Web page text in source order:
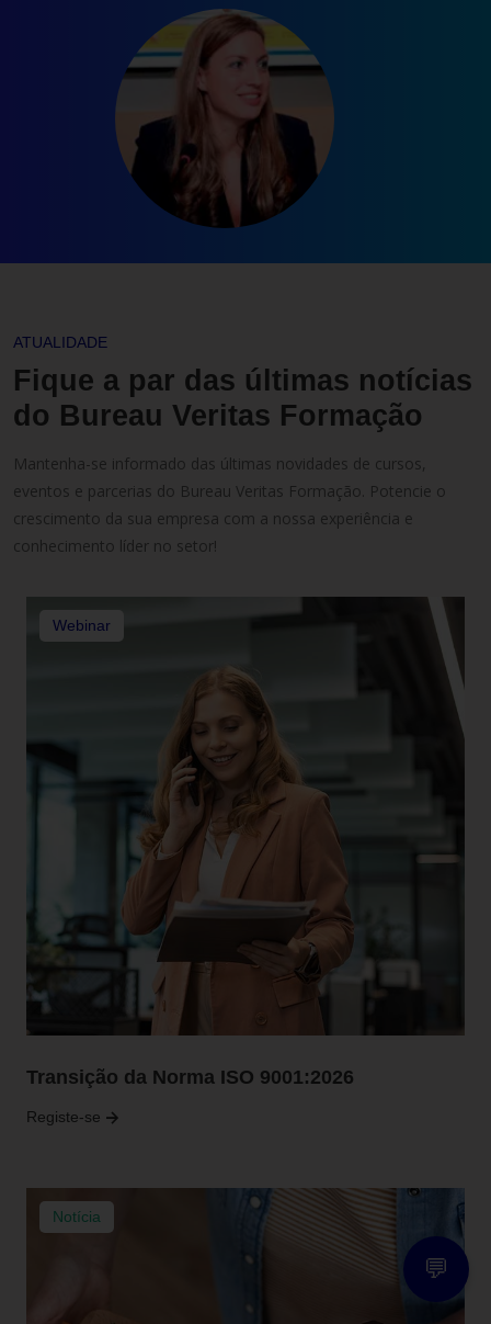
ATUALIDADE
Fique a par das últimas notícias
do Bureau Veritas Formação
Mantenha-se informado das últimas novidades de cursos,
eventos e parcerias do Bureau Veritas Formação. Potencie o
crescimento da sua empresa com a nossa experiência e
conhecimento líder no setor!
Webinar
Transição da Norma ISO 9001:2026
Registe-se
Notícia
💬